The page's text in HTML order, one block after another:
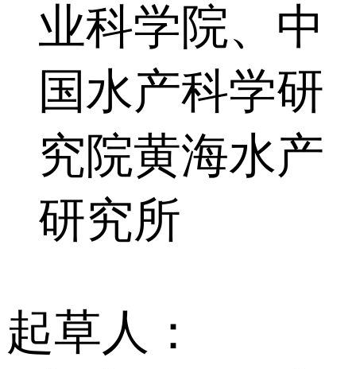
业科学院、中
国水产科学研
究院黄海水产
研究所
起草人：